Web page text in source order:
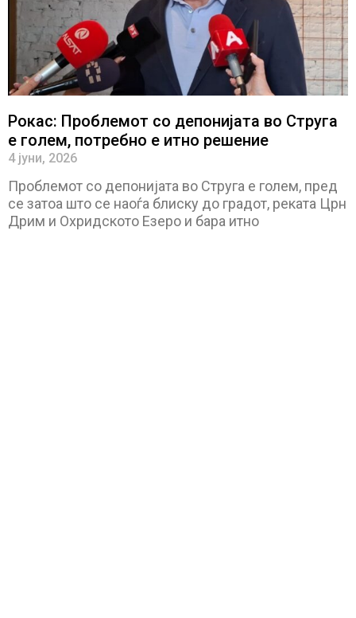
Рокас: Проблемот со депонијата во Струга
е голем, потребно е итно решение
4 јуни, 2026
Проблемот со депонијата во Струга е голем, пред
се затоа што се наоѓа блиску до градот, реката Црн
Дрим и Охридското Езеро и бара итно